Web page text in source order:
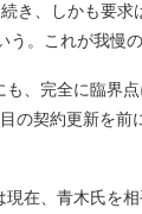
き、しかも要求
。これが我慢の
、完全に臨界
の契約更新を前
現在、青木氏を